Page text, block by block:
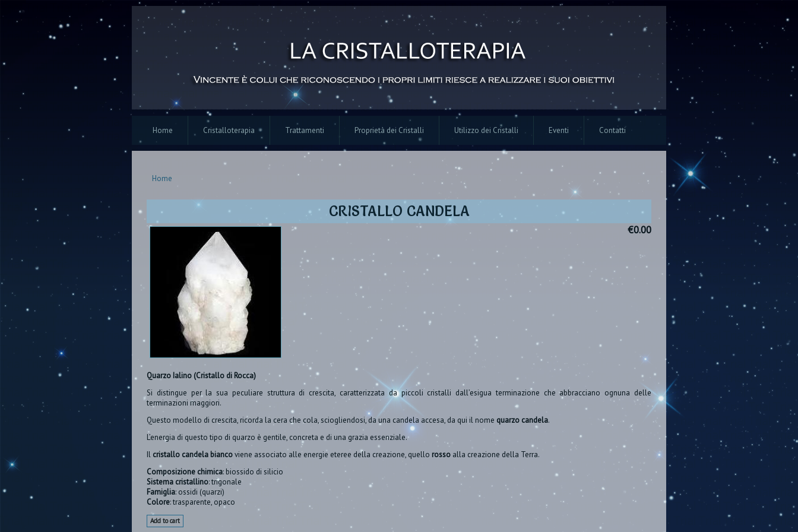
Home Cristalloterapia Trattamenti Proprietà dei Cristalli Utilizzo dei Cristalli Eventi Contatti
Tu sei qui
Home
CRISTALLO CANDELA
€0.00
Quarzo Ialino (Cristallo di Rocca)
Si distingue per la sua peculiare struttura di crescita, caratterizzata da piccoli cristalli dall’esigua terminazione che abbracciano ognuna delle
terminazioni maggiori.
Questo modello di crescita, ricorda la cera che cola, sciogliendosi, da una candela accesa, da qui il nome quarzo candela.
L’energia di questo tipo di quarzo è gentile, concreta e di una grazia essenziale.
Il cristallo candela biancoviene associato alle energie eteree della creazione, quello rosso alla creazione della Terra.
Composizione chimica: biossido di silicio
Sistema cristallino: trigonale
Famiglia: ossidi (quarzi)
Colore: trasparente, opaco